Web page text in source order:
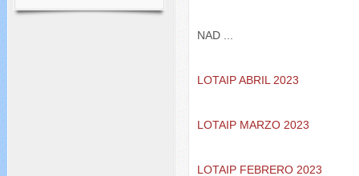
NAD ...
LOTAIP ABRIL 2023
LOTAIP MARZO 2023
LOTAIP FEBRERO 2023